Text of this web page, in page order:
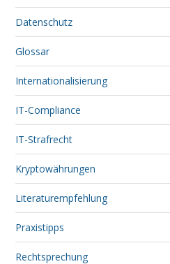
Datenschutz
Glossar
Internationalisierung
IT-Compliance
IT-Strafrecht
Kryptowährungen
Literaturempfehlung
Praxistipps
Rechtsprechung